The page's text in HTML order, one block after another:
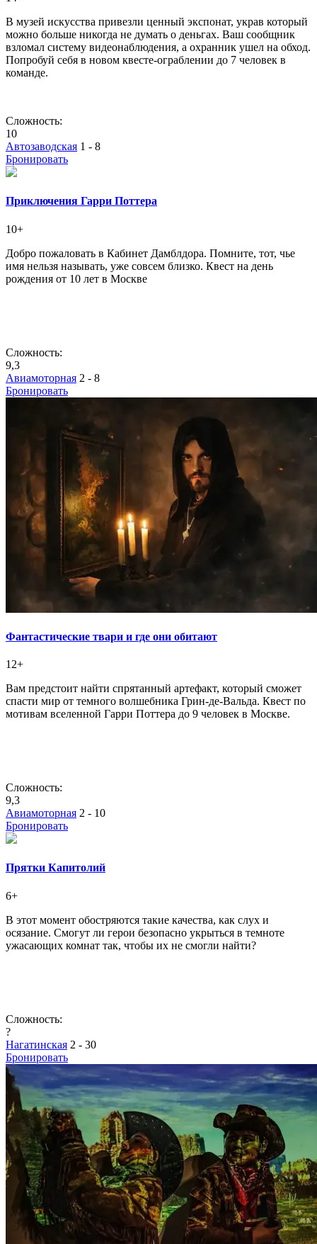
В музей искусства привезли ценный экспонат, украв который
можно больше никогда не думать о деньгах. Ваш сообщник
взломал систему видеонаблюдения, а охранник ушел на обход.
Попробуй себя в новом квесте-ограблении до 7 человек в
команде.
Сложность:
10
Автозаводская 1 - 8
Бронировать
Приключения Гарри Поттера
10+
Добро пожаловать в Кабинет Дамблдора. Помните, тот, чье
имя нельзя называть, уже совсем близко. Квест на день
рождения от 10 лет в Москве
Сложность:
9,3
Авиамоторная 2 - 8
Бронировать
Фантастические твари и где они обитают
12+
Вам предстоит найти спрятанный артефакт, который сможет
спасти мир от темного волшебника Грин-де-Вальда. Квест по
мотивам вселенной Гарри Поттера до 9 человек в Москве.
Сложность:
9,3
Авиамоторная 2 - 10
Бронировать
Прятки Капитолий
6+
В этот момент обостряются такие качества, как слух и
осязание. Смогут ли герои безопасно укрыться в темноте
ужасающих комнат так, чтобы их не смогли найти?
Сложность:
?
Нагатинская 2 - 30
Бронировать